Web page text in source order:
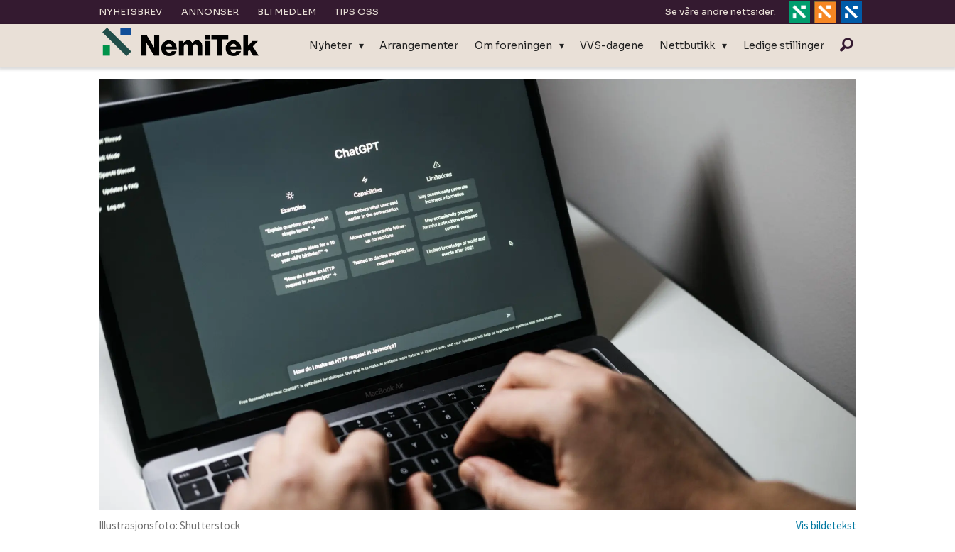
NYHETSBREV ANNONSER BLI MEDLEM TIPS OSS Se våre andre nettsider:
Nyheter Arrangementer Om foreningen VVS-dagene Nettbutikk Ledige stillinger
Illustrasjonsfoto: Shutterstock